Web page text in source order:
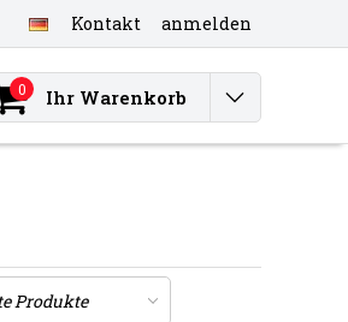
Kontakt anmelden
0 Ihr Warenkorb